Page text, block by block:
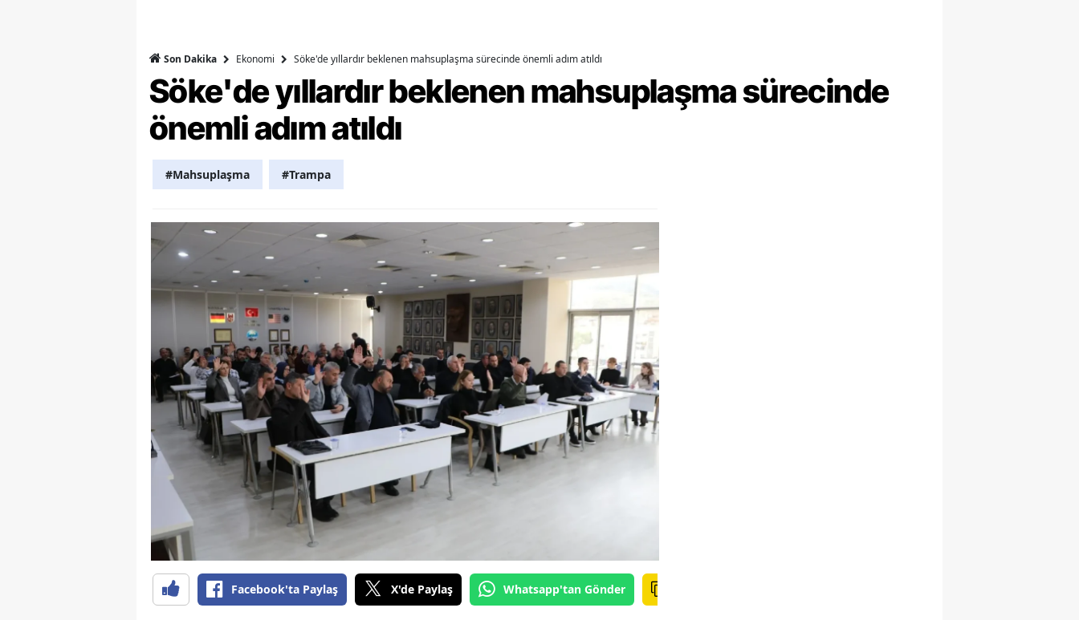
Manisa
Kahramanmaraş
Mardin
Nevşehir
Rize
Sakarya
Samsun
Siirt
Sinop
Sivas
Tekirdağ
Trabzon
Son Dakika Ekonomi Söke'de yıllardır beklenen mahsuplaşma sürecinde önemli adım atıldı
Söke'de yıllardır beklenen mahsuplaşma sürecinde
önemli adım atıldı
#Mahsuplaşma #Trampa
Facebook'ta Paylaş X'de Paylaş Whatsapp'tan Gönder